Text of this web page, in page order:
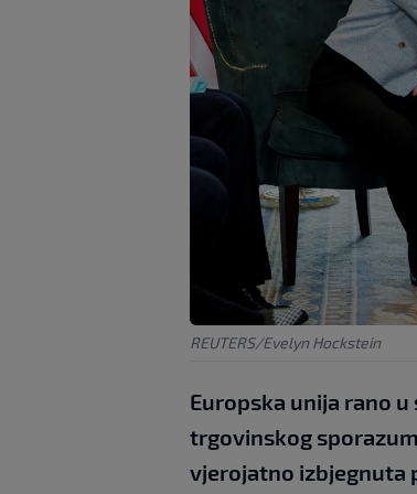
REUTERS/Evelyn Hockstein
Europska unija rano
trgovinskog
vjerojatno izbjegnuta